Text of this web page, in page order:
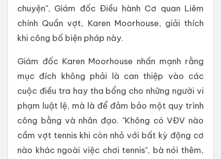
chuyện", Giám đốc Điều hành Cơ quan Liêm
chính Quần vợt, Karen Moorhouse, giải thích
khi công bố biện pháp này.
Giám đốc Karen Moorhouse nhấn mạnh rằng
mục đích không phải là can thiệp vào các
cuộc điều tra hay tha bổng cho những người vi
phạm luật lệ, mà là để đảm bảo một quy trình
công bằng và nhân đạo. "Không có VĐV nào
cầm vợt tennis khi còn nhỏ với bất kỳ động cơ
nào khác ngoài việc chơi tennis", bà nói thêm,